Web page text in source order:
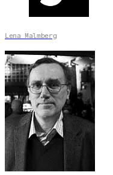
Lena Malmberg